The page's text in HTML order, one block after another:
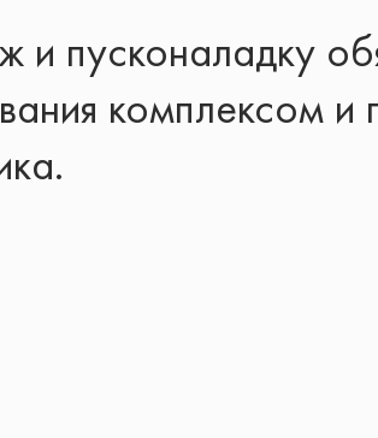
и пусконаладку
комплексом и